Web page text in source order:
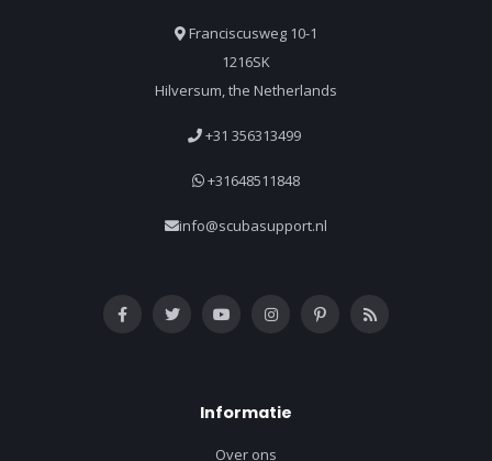
Franciscusweg 10-1
1216SK
Hilversum, the Netherlands
+31 356313499
+31648511848
info@scubasupport.nl
Informatie
Over ons